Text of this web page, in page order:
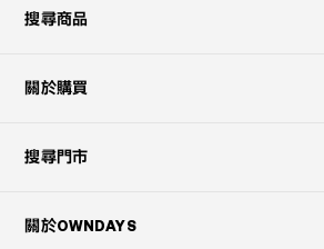
搜尋商品
關於購買
搜尋門市
關於OWNDAYS